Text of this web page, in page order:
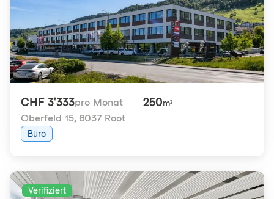
CHF 3'333pro Monat 250m²
Oberfeld 15, 6037 Root
Büro
Verifiziert